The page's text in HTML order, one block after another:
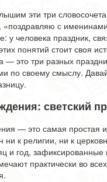
эти три
с
у человека праздник,
понятий стоит своя
— это три разных
по своему смыслу.
светский
— это самая простая и
ни к религии, ни к
и год, зафиксированные
практически во